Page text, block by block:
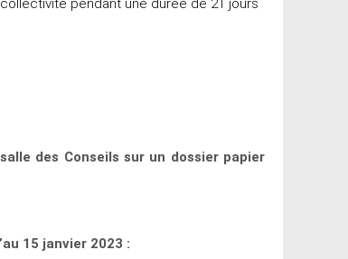
pendant une durée de 21 jours
des Conseils sur un dossier papier
15 janvier 2023 :